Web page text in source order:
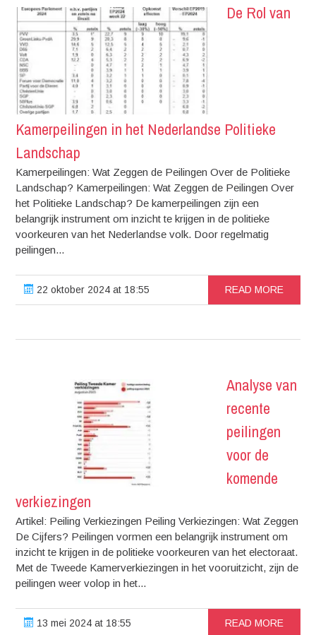
De Rol van
Kamerpeilingen in het Nederlandse Politieke
Landschap
Kamerpeilingen: Wat Zeggen de Peilingen Over de Politieke
Landschap? Kamerpeilingen: Wat Zeggen de Peilingen Over
het Politieke Landschap? De kamerpeilingen zijn een
belangrijk instrument om inzicht te krijgen in de politieke
voorkeuren van het Nederlandse volk. Door regelmatig
peilingen...
22 oktober 2024 at 18:55 READ MORE
Analyse van
recente
peilingen
voor de
komende
verkiezingen
Artikel: Peiling Verkiezingen Peiling Verkiezingen: Wat Zeggen
De Cijfers? Peilingen vormen een belangrijk instrument om
inzicht te krijgen in de politieke voorkeuren van het electoraat.
Met de Tweede Kamerverkiezingen in het vooruitzicht, zijn de
peilingen weer volop in het...
13 mei 2024 at 18:55 READ MORE